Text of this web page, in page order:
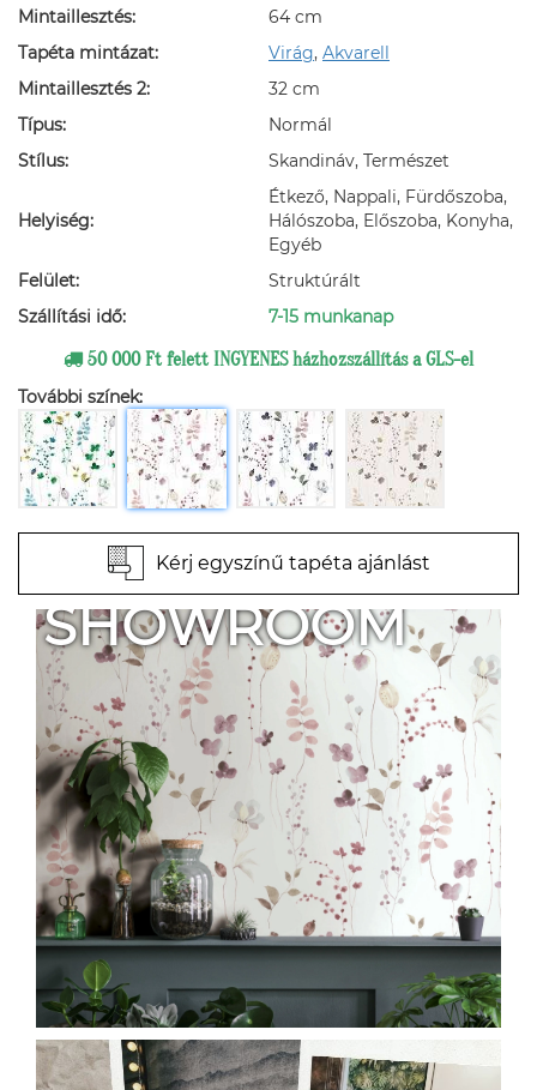
Mintaillesztés:
64 cm
Tapéta mintázat:
Virág, Akvarell
Mintaillesztés 2:
32 cm
Típus:
Normál
Stílus:
Skandináv, Természet
Helyiség:
Étkező, Nappali, Fürdőszoba,
Hálószoba, Előszoba, Konyha,
Egyéb
Felület:
Struktúrált
Szállítási idő:
7-15 munkanap
50 000 Ft felett INGYENES házhozszállítás a GLS-el
További színek:
Kérj egyszínű tapéta ajánlást
SHOWROOM